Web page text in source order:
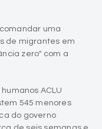
uma
de migrantes em
zero" com a
ACLU
545 menores
do governo